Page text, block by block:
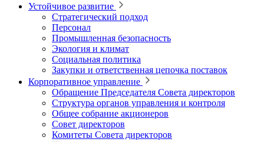
Устойчивое развитие
Стратегический подход
Персонал
Промышленная безопасность
Экология и климат
Социальная политика
Закупки и ответственная цепочка поставок
Корпоративное управление
Обращение Председателя Совета директоров
Структура органов управления и контроля
Общее собрание акционеров
Совет директоров
Комитеты Совета директоров